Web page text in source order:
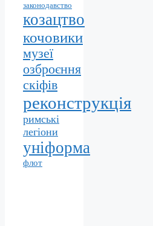
законодавство
козацтво
кочовики
музеї
озброєння
скіфів
реконструкція
римські
легіони
уніформа
флот